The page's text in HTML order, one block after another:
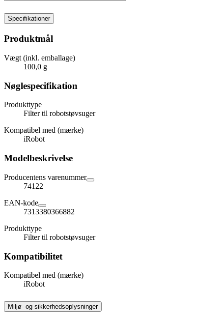
Specifikationer
Produktmål
Vægt (inkl. emballage)
100,0 g
Nøglespecifikation
Produkttype
Filter til robotstøvsuger
Kompatibel med (mærke)
iRobot
Modelbeskrivelse
Producentens varenummer
74122
EAN-kode
7313380366882
Produkttype
Filter til robotstøvsuger
Kompatibilitet
Kompatibel med (mærke)
iRobot
Miljø- og sikkerhedsoplysninger